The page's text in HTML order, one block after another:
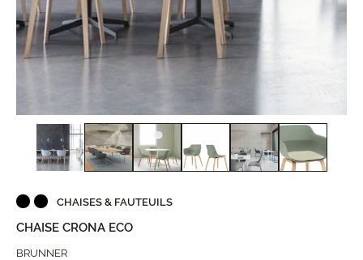
CHAISES & FAUTEUILS
CHAISE CRONA ECO
BRUNNER